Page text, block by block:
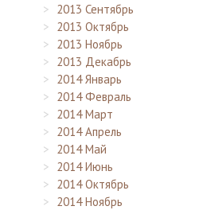
2013 Сентябрь
2013 Октябрь
2013 Ноябрь
2013 Декабрь
2014 Январь
2014 Февраль
2014 Март
2014 Апрель
2014 Май
2014 Июнь
2014 Октябрь
2014 Ноябрь